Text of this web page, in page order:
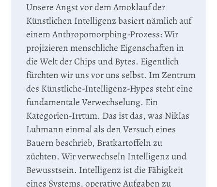
Unsere Angst vor dem Amoklauf der
Künstlichen Intelligenz basiert nämlich auf
einem Anthropomorphing-Prozess: Wir
projizieren menschliche Eigenschaften in
die Welt der Chips und Bytes. Eigentlich
fürchten wir uns vor uns selbst. Im Zentrum
des Künstliche-Intelligenz-Hypes steht eine
fundamentale Verwechselung. Ein
Kategorien-Irrtum. Das ist das, was Niklas
Luhmann einmal als den Versuch eines
Bauern beschrieb, Bratkartoffeln zu
züchten. Wir verwechseln Intelligenz und
Bewusstsein. Intelligenz ist die Fähigkeit
eines Systems, operative Aufgaben zu